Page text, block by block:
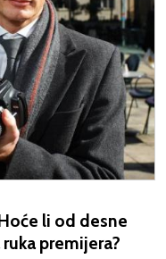
li od desne
premijera?